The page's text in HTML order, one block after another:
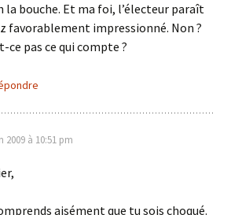
la bouche. Et ma foi, l’électeur paraît
favorablement impressionné. Non ?
ce pas ce qui compte ?
2009 à 10:51 pm
aisément que tu sois choqué.